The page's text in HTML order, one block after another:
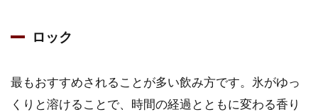
ロック
最もおすすめされることが多い飲み方です。氷がゆっ
くりと溶けることで、時間の経過とともに変わる香り